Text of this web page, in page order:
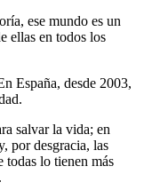
ese mundo es un
ellas en todos los
España, desde 2003,
salvar la vida; en
por desgracia, las
todas lo tienen más